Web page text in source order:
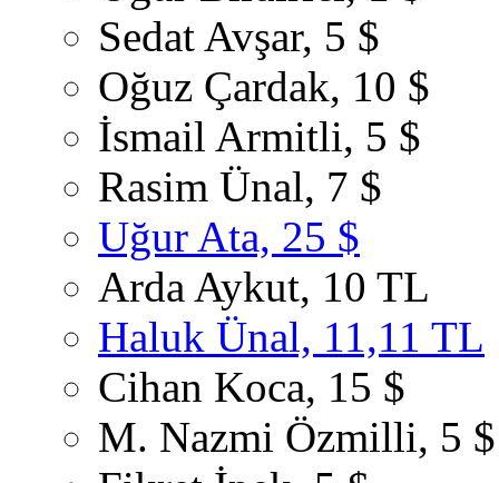
Sedat Avşar, 5 $
Oğuz Çardak, 10 $
İsmail Armitli, 5 $
Rasim Ünal, 7 $
Uğur Ata, 25 $
Arda Aykut, 10 TL
Haluk Ünal, 11,11 TL
Cihan Koca, 15 $
M. Nazmi Özmilli, 5 $